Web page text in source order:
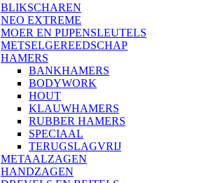
BLIKSCHAREN
NEO EXTREME
MOER EN PIJPENSLEUTELS
METSELGEREEDSCHAP
HAMERS
BANKHAMERS
BODYWORK
HOUT
KLAUWHAMERS
RUBBER HAMERS
SPECIAAL
TERUGSLAGVRIJ
METAALZAGEN
HANDZAGEN